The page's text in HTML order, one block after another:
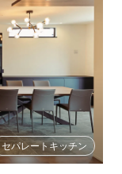
セパレートキッチン